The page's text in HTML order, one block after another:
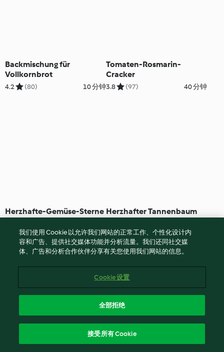
Backmischung für
Vollkornbrot
4.2 (80) 10 分钟
Tomaten-Rosmarin-
Cracker
3.8 (97) 40 分钟
Herzhafte-Gemüse-Sterne
(41) 40 分钟
Herzhafter Tannenbaum
4.4 (30) 1小时
我们使用 Cookie 以允许我们网站的正常工作、个性化设计内
容和广告、提供社交媒体功能并分析流量。我们还同社交媒
体、广告和分析合作伙伴分享有关您使用我们网站的信息。
Cookie 设置
全部拒绝
接受所有 Cookie